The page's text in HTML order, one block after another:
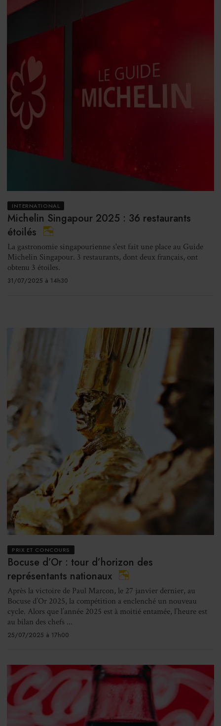
INTERNATIONAL
Michelin Singapour 2025 : 36 restaurants
étoilés
La gastronomie singapourienne s'est fait une place au Guide
Michelin Singapour. 3 restaurants, dont deux français, ont
obtenu 3 étoiles.
31/07/2025 à 14h30
PRIX ET CONCOURS
Bocuse d’Or : tour d’horizon des
représentants nationaux
Après la victoire de Paul Marcon, le 27 janvier dernier, au
Bocuse d’Or 2025, la compétition a enclenché un nouveau
cycle. Alors que l’année 2025 est à moitié entamée, l’heure est
au bilan des chefs ...
25/07/2025 à 17h00